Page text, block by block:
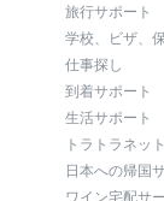
旅行サポート
学校、ビザ、
仕事探し
到着サポート
生活サポート
トラトラネッ
日本への帰国
ワイン宅配サ